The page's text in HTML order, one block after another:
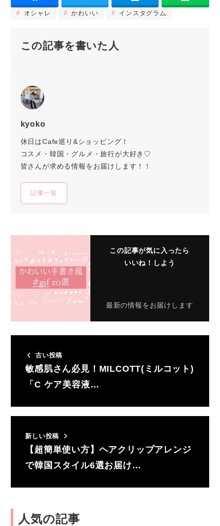
オシャレ かわいい インスタグラム
この記事を書いた人
kyoko
休日はCafe巡り&ショッピング！
コスメ・韓国・グルメ・旅行が大好き♡
皆さんが求める情報をお届けします！！
記事一覧
この記事が気に入ったら
いいね！しよう
最新の情報をお届けします
古い投稿
敏感肌さん必見！MILCOTT(ミルコット)
「C ケア美容液…
新しい投稿
【超簡単使い方】ヘアクリップアレンジ
で韓国スタイル6選お届け…
人気の記事